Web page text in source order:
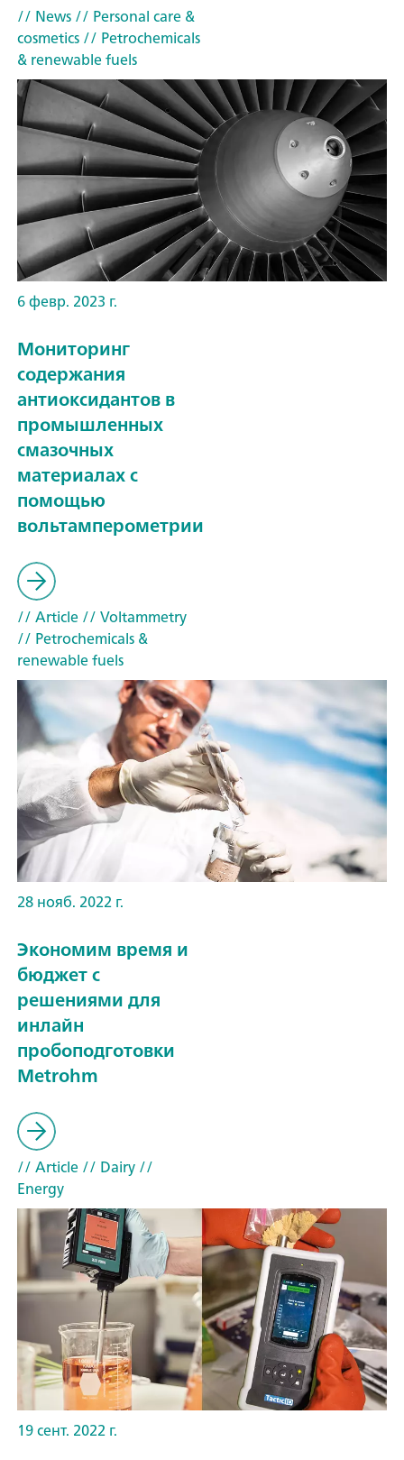
// News// Personal care &
cosmetics// Petrochemicals
& renewable fuels
6 февр. 2023 г.
Мониторинг
содержания
антиоксидантов в
промышленных
смазочных
материалах с
помощью
вольтамперометрии
// Article// Voltammetry
// Petrochemicals &
renewable fuels
28 нояб. 2022 г.
Экономим время и
бюджет с
решениями для
инлайн
пробоподготовки
Metrohm
// Article// Dairy//
Energy
19 сент. 2022 г.